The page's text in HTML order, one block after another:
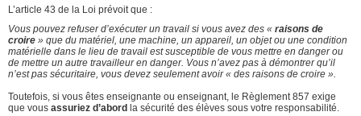
L’article 43 de la Loi prévoit que :
Vous pouvez refuser d’exécuter un travail si vous avez des « raisons de
croire » que du matériel, une machine, un appareil, un objet ou une condition
matérielle dans le lieu de travail est susceptible de vous mettre en danger ou
de mettre un autre travailleur en danger. Vous n’avez pas à démontrer qu’il
n’est pas sécuritaire, vous devez seulement avoir « des raisons de croire ».
Toutefois, si vous êtes enseignante ou enseignant, le Règlement 857 exige
que vous assuriez d’abord la sécurité des élèves sous votre responsabilité.